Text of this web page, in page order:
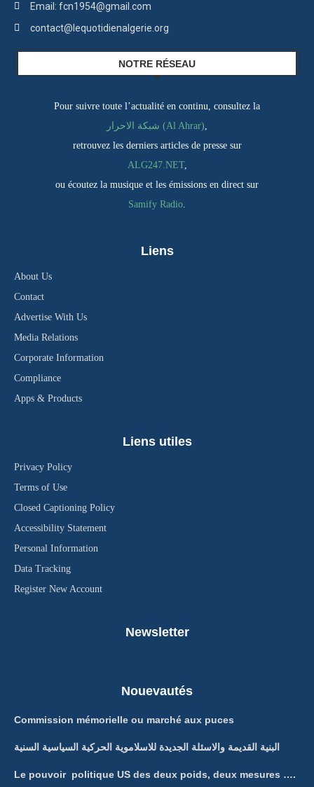
Email: fcn1954@gmail.com
contact@lequotidienalgerie.org
NOTRE RÉSEAU
Pour suivre toute l’actualité en continu, consultez la
شبكة الاحرار (Al Ahrar),
retrouvez les derniers articles de presse sur
ALG247.NET,
ou écoutez la musique et les émissions en direct sur
Samify Radio.
Liens
About Us
Contact
Advertise With Us
Media Relations
Corporate Information
Compliance
Apps & Products
Liens utiles
Privacy Policy
Terms of Use
Closed Captioning Policy
Accessibility Statement
Personal Information
Data Tracking
Register New Account
Newsletter
Nouevautés
Commission mémorielle ou marché aux puces
البنية القديمة والاسئلة الجديدة للاسلاموية الحركية السياسية السنية
Le pouvoir politique US des deux poids, deux mesures ….